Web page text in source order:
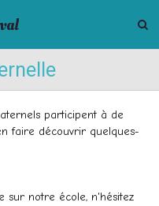
participent à de
faire découvrir quelques-
sur notre école, n'hésitez